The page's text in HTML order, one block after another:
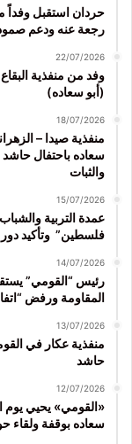
حردان استقبل وفداً
رجعة عنه ودعم صمود
22/07/2026
وفد من منفذية
(أبو سعاده)
18/07/2026
منفذية صيدا –
سعاده باحتفال حاشد
والثبات
15/07/2026
عمدة التربية
فلسطين” وتأكيد
14/07/2026
رئيس “القومي”
المقاومة ورفض
13/07/2026
حاشد
12/07/2026
«القومي» يحيي
سعاده بوقفة ولقاء